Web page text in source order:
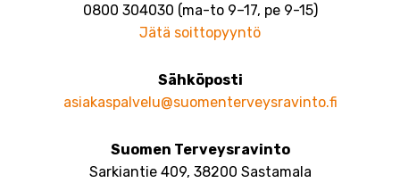
0800 304030 (ma-to 9–17, pe 9-15)
Jätä soittopyyntö
Sähköposti
asiakaspalvelu@suomenterveysravinto.fi
Suomen Terveysravinto
Sarkiantie 409, 38200 Sastamala